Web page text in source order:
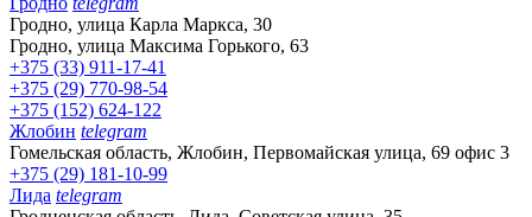
Гродно, улица Карла Маркса, 30
Гродно, улица Максима Горького, 63
+375 (33) 911-17-41
+375 (29) 770-98-54
+375 (152) 624-122
Жлобин telegram
Гомельская область, Жлобин, Первомайская улица, 69 офис 3
+375 (29) 181-10-99
Лида telegram